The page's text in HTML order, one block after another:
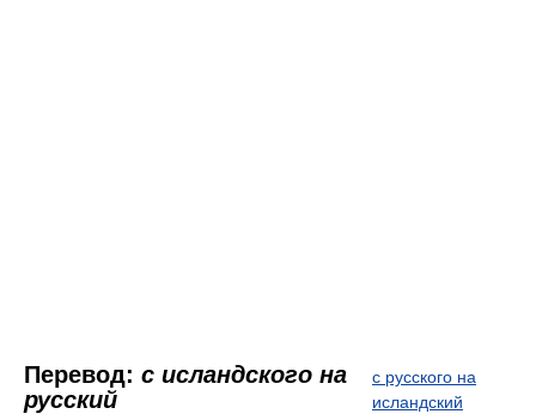
Перевод: с исландского на
русский
с русского на
исландский